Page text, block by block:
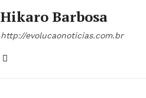
Hikaro Barbosa
http://evolucaonoticias.com.br